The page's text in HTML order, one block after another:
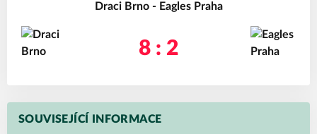
Draci Brno - Eagles Praha
8 : 2
SOUVISEJÍCÍ INFORMACE